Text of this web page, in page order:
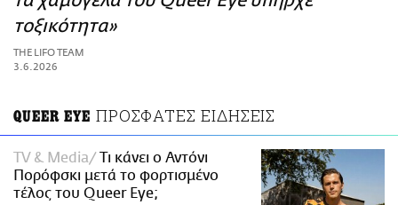
ΑΜΠΑ
PRINT
τοξικότητα»
THE LIFO TEAM
3.6.2026
QUEER EYE ΠΡΟΣΦΑΤΕΣ ΕΙΔΗΣΕΙΣ
TV & Media
Τι κάνει ο Αντόνι
Πορόφσκι μετά το φορτισμένο
τέλος του Queer Eye;